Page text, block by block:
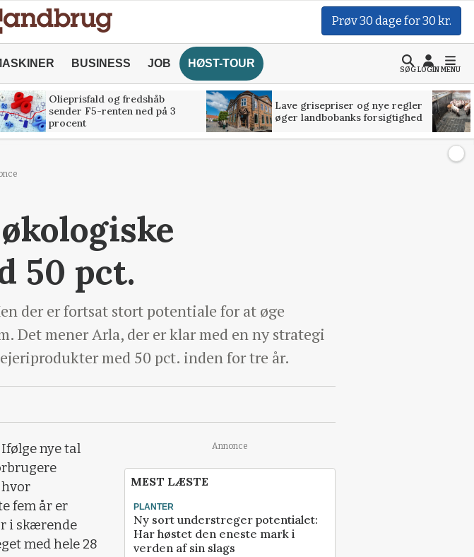
Prøv 30 dage for 30 kr.
BUSINESS JOB HØST-TOUR
SØGLOGINMENU
Olieprisfald og fredshåb
sender F5-renten ned på 3
procent
Lave grisepriser og nye regler
øger landbobanks forsigtighed
50 pct.
der er fortsat stort potentiale for at øge
Det mener Arla, der er klar med en ny strategi
med 50 pct. inden for tre år.
nye tal
hvor
fem år er
i skærende
med hele 28
Annonce
MEST LÆSTE
PLANTER
Ny sort understreger potentialet:
Har høstet den eneste mark i
verden af sin slags